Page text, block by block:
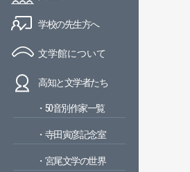
学校の先生方へ
文学館について
高知と文学者たち
・50音別作家一覧
・寺田寅彦記念室
・宮尾文学の世界